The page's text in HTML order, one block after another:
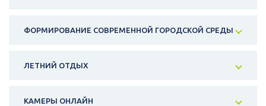
ФОРМИРОВАНИЕ СОВРЕМЕННОЙ ГОРОДСКОЙ СРЕДЫ
ЛЕТНИЙ ОТДЫХ
КАМЕРЫ ОНЛАЙН